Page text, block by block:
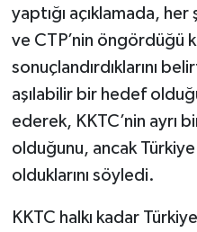
yaptığı açıklamada, her
ve CTP’nin öngördüğü
sonuçlandırdıklarını
aşılabilir bir hedef
ederek, KKTC’nin ayrı
olduğunu, ancak
olduklarını söyledi.
KKTC halkı kadar